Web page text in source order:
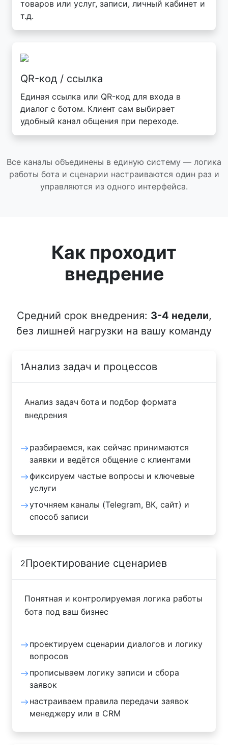
товаров или услуг, записи, личный кабинет и
т.д.
QR-код / ссылка
Единая ссылка или QR-код для входа в
диалог с ботом. Клиент сам выбирает
удобный канал общения при переходе.
Все каналы объединены в единую систему — логика
работы бота и сценарии настраиваются один раз и
управляются из одного интерфейса.
Как проходит
внедрение
Средний срок внедрения: 3-4 недели,
без лишней нагрузки на вашу команду
1Анализ задач и процессов
Анализ задач бота и подбор формата
внедрения
разбираемся, как сейчас принимаются
заявки и ведётся общение с клиентами
фиксируем частые вопросы и ключевые
услуги
уточняем каналы (Telegram, ВК, сайт) и
способ записи
2Проектирование сценариев
Понятная и контролируемая логика работы
бота под ваш бизнес
проектируем сценарии диалогов и логику
вопросов
прописываем логику записи и сбора
заявок
настраиваем правила передачи заявок
менеджеру или в CRM